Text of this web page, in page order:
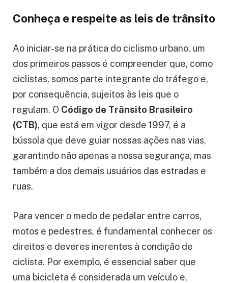
Conheça e respeite as leis de trânsito
Ao iniciar-se na prática do ciclismo urbano, um
dos primeiros passos é compreender que, como
ciclistas, somos parte integrante do tráfego e,
por consequência, sujeitos às leis que o
regulam. O Código de Trânsito Brasileiro
(CTB), que está em vigor desde 1997, é a
bússola que deve guiar nossas ações nas vias,
garantindo não apenas a nossa segurança, mas
também a dos demais usuários das estradas e
ruas.
Para vencer o medo de pedalar entre carros,
motos e pedestres, é fundamental conhecer os
direitos e deveres inerentes à condição de
ciclista. Por exemplo, é essencial saber que
uma bicicleta é considerada um veículo e,